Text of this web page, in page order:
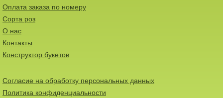
Оплата заказа по номеру
Сорта роз
О нас
Контакты
Конструктор букетов
Согласие на обработку персональных данных
Политика конфиденциальности